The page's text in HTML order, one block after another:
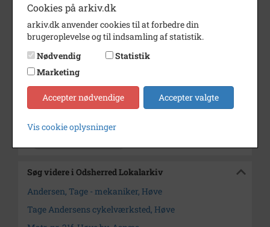
Periode
1980 - 1984
Fotograf
Størrelse
11x16
Arkiv
Odsherred Lokalarkiv
Søg videre i Odsherred Lokalarkiv
Andersen, Tage - mekaniker, Høve
Tage Andersens cykelværksted, Høve
Cookies på arkiv.dk
arkiv.dk anvender cookies til at forbedre din
brugeroplevelse og til indsamling af statistik.
Nødvendig
Statistik
Marketing
Accepter nødvendige Accepter valgte
Vis cookie oplysninger